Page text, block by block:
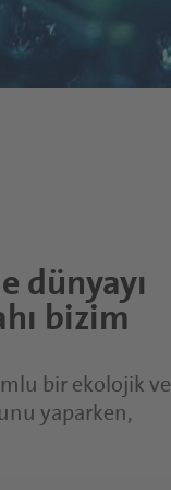
dünyayı
bizim
bir ekolojik ve
yaparken,